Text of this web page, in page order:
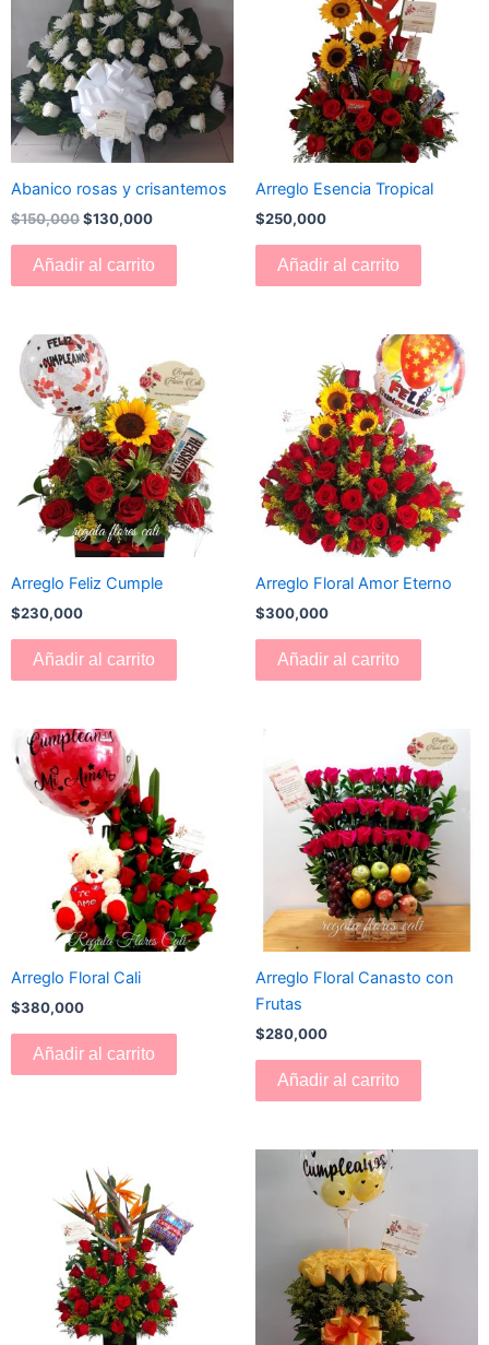
Abanico rosas y crisantemos
$150,000
era:
$150,000.
$130,000
es:
$130,000.
Añadir al carrito
Arreglo Esencia Tropical
$250,000
Añadir al carrito
Arreglo Feliz Cumple
$230,000
Añadir al carrito
Arreglo Floral Amor Eterno
$300,000
Añadir al carrito
Arreglo Floral Cali
$380,000
Añadir al carrito
Arreglo Floral Canasto con
Frutas
$280,000
Añadir al carrito